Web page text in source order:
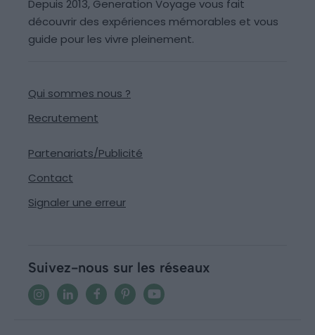
Depuis 2013, Generation Voyage vous fait
découvrir des expériences mémorables et vous
guide pour les vivre pleinement.
Qui sommes nous ?
Recrutement
Partenariats/Publicité
Contact
Signaler une erreur
Suivez-nous sur les réseaux